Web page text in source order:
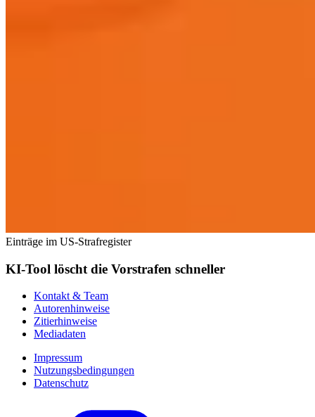
Einträge im US-Strafregister
KI-Tool löscht die Vorstrafen schneller
Kontakt & Team
Autorenhinweise
Zitierhinweise
Mediadaten
Impressum
Nutzungsbedingungen
Datenschutz